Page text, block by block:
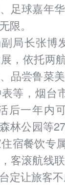
足球嘉年
限。
局长张博
，依托两
品尝鲁菜
等，烟台
后一年内
林公园等
宿餐饮专
客滚航线
定让旅客不